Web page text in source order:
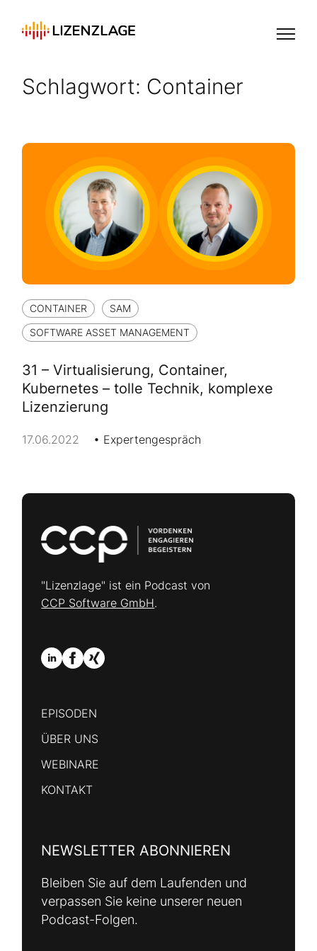
Schlagwort: Container
CONTAINER
SAM
SOFTWARE ASSET MANAGEMENT
31 – Virtualisierung, Container,
Kubernetes – tolle Technik, komplexe
Lizenzierung
17.06.2022 Expertengespräch
"Lizenzlage" ist ein Podcast von
CCP Software GmbH.
EPISODEN
ÜBER UNS
WEBINARE
KONTAKT
NEWSLETTER ABONNIEREN
Bleiben Sie auf dem Laufenden und
verpassen Sie keine unserer neuen
Podcast-Folgen.